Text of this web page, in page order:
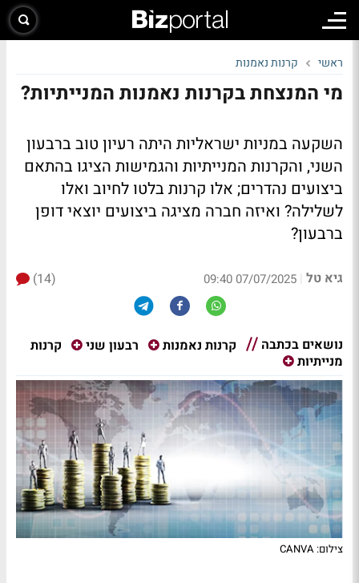
ראשי קרנות נאמנות
מי המנצחת בקרנות נאמנות המנייתיות?
השקעה במניות ישראליות היתה רעיון טוב ברבעון
השני, והקרנות המנייתיות והגמישות הציגו בהתאם
ביצועים נהדרים; אלו קרנות בלטו לחיוב ואלו
לשלילה? ואיזה חברה מציגה ביצועים יוצאי דופן
ברבעון?
גיא טל |
07/07/2025 09:40
(14)
נושאים בכתבה קרנות נאמנות רבעון שני
קרנות
מנייתיות
צילום: CANVA